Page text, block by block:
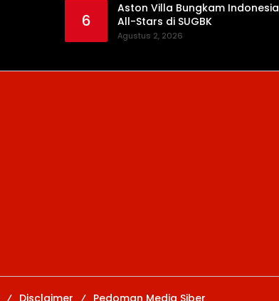
6
Aston Villa Bungkam Indonesia
All-Stars di SUGBK
Agustus 2, 2026